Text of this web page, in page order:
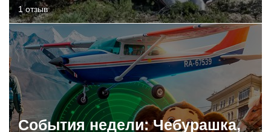
1 отзыв
События недели: Чебурашка,